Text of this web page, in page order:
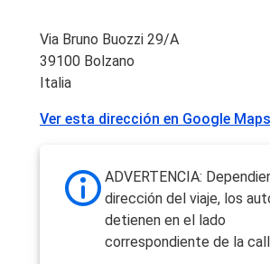
Via Bruno Buozzi 29/A
39100 Bolzano
Italia
Ver esta dirección en Google Maps
ADVERTENCIA:
dirección del viaje, los
detienen en el lado
correspondiente de la